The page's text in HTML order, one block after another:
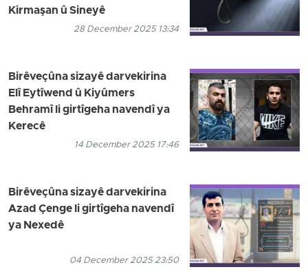
Kirmaşan û Sineyê
28 December 2025 13:34
Birêveçûna sizayê darvekirina
Elî Eytîwend û Kiyûmers
Behramî li girtîgeha navendî ya
Kerecê
14 December 2025 17:46
Birêveçûna sizayê darvekirina
Azad Çenge li girtîgeha navendî
ya Nexedê
04 December 2025 23:50